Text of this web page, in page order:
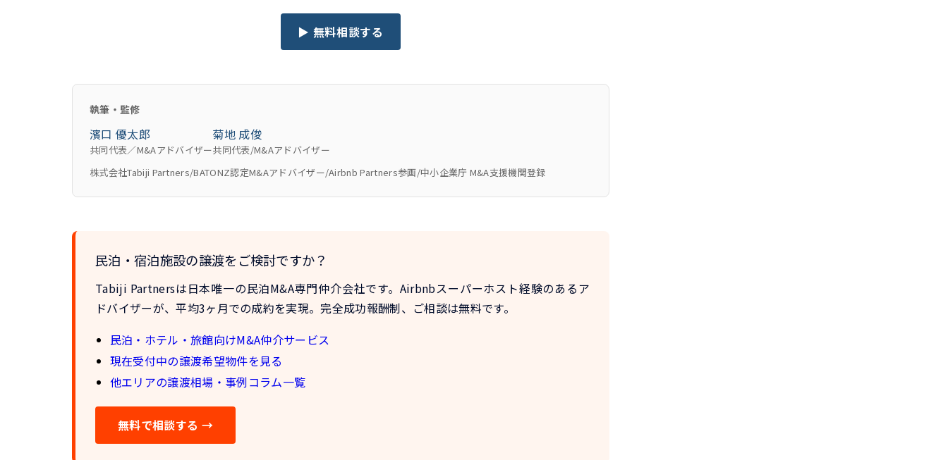
▶ 無料相談する
執筆・監修
濱口 優太郎
共同代表／M&Aアドバイザー
菊地 成俊
共同代表/M&Aアドバイザー
株式会社Tabiji Partners/BATONZ認定M&Aアドバイザー/Airbnb Partners参画/中小企業庁 M&A支援機関登録
民泊・宿泊施設の譲渡をご検討ですか？
Tabiji Partnersは日本唯一の民泊M&A専門仲介会社です。Airbnbスーパーホスト経験のあるア
ドバイザーが、平均3ヶ月での成約を実現。完全成功報酬制、ご相談は無料です。
民泊・ホテル・旅館向けM&A仲介サービス
現在受付中の譲渡希望物件を見る
他エリアの譲渡相場・事例コラム一覧
無料で相談する →